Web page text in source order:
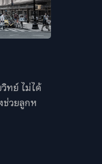
ทย์ ไม่ได้
วยลูกห